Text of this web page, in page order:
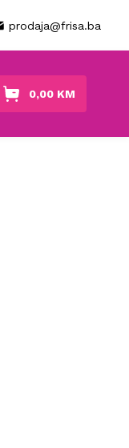
prodaja@frisa.ba
0,00 KM